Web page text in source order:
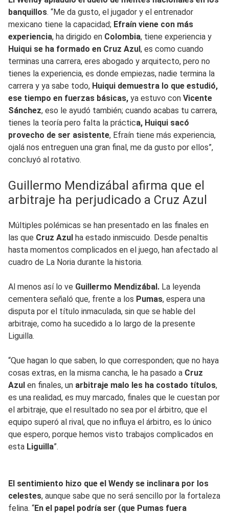
banquillos. “Me da gusto, el jugador y el entrenador
mexicano tiene la capacidad; Efraín viene con más
experiencia, ha dirigido en Colombia, tiene experiencia y
Huiqui se ha formado en Cruz Azul, es como cuando
terminas una carrera, eres abogado y arquitecto, pero no
tienes la experiencia, es donde empiezas, nadie termina la
carrera y ya sabe todo, Huiqui demuestra lo que estudió,
ese tiempo en fuerzas básicas, ya estuvo con Vicente
Sánchez, eso le ayudó también; cuando acabas tu carrera,
tienes la teoría pero falta la práctica, Huiqui sacó
provecho de ser asistente, Efraín tiene más experiencia,
ojalá nos entreguen una gran final, me da gusto por ellos”,
concluyó al rotativo.
Guillermo Mendizábal afirma que el
arbitraje ha perjudicado a Cruz Azul
Múltiples polémicas se han presentado en las finales en
las que Cruz Azul ha estado inmiscuido. Desde penaltis
hasta momentos complicados en el juego, han afectado al
cuadro de La Noria durante la historia.
Al menos así lo ve Guillermo Mendizábal. La leyenda
cementera señaló que, frente a los Pumas, espera una
disputa por el título inmaculada, sin que se hable del
arbitraje, como ha sucedido a lo largo de la presente
Liguilla.
“Que hagan lo que saben, lo que corresponden; que no haya
cosas extras, en la misma cancha, le ha pasado a Cruz
Azul en finales, un arbitraje malo les ha costado títulos,
es una realidad, es muy marcado, finales que le cuestan por
el arbitraje, que el resultado no sea por el árbitro, que el
equipo superó al rival, que no influya el árbitro, es lo único
que espero, porque hemos visto trabajos complicados en
esta Liguilla”.
El sentimiento hizo que el Wendy se inclinara por los
celestes, aunque sabe que no será sencillo por la fortaleza
felina. “En el papel podría ser (que Pumas fuera